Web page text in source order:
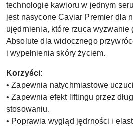
technologie kawioru w jednym
jest nasycone Caviar Premier dla
ujędrnienia, które rzuca
Absolute dla widocznego
i wypełnienia skóry życiem.
Korzyści:
• Zapewnia natychmiastowe
• Zapewnia efekt liftingu przez
stosowaniu.
• Poprawia wygląd jędrności i